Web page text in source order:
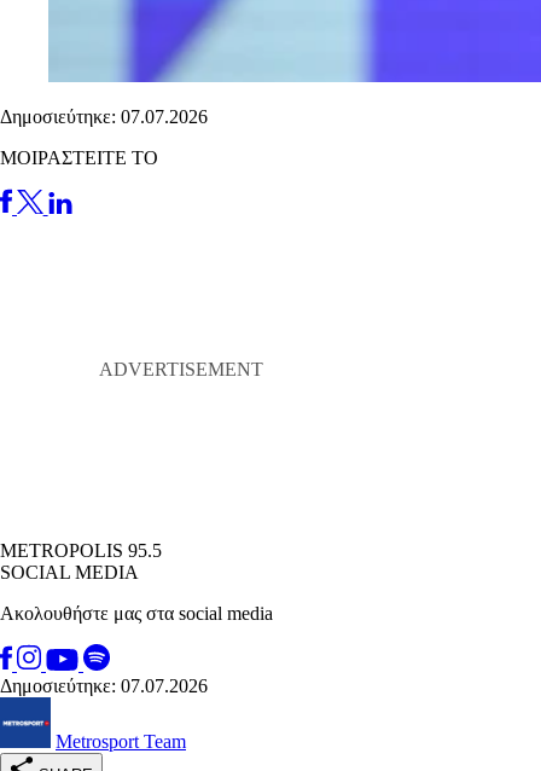
Δημοσιεύτηκε: 07.07.2026
ΜΟΙΡΑΣΤΕΙΤΕ ΤΟ
METROPOLIS 95.5
SOCIAL MEDIA
Ακολουθήστε μας στα social media
Δημοσιεύτηκε: 07.07.2026
Metrosport Team